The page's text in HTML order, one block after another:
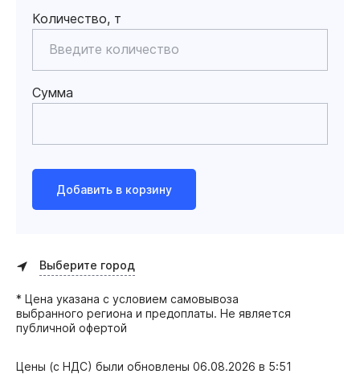
Количество, т
Сумма
Добавить в корзину
Выберите город
* Цена указана с условием самовывоза
выбранного региона и предоплаты. Не является
публичной офертой
Цены (с НДС) были обновлены 06.08.2026 в 5:51